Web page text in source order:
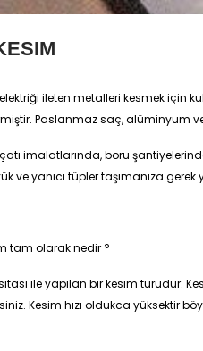
ileten metalleri kesmek için
Paslanmaz saç, alüminyum
imalatlarında, boru
ve yanıcı tüpler taşımanıza
tam olarak nedir ?
ile yapılan bir kesim türüdür.
Kesim hızı oldukca yüksektir